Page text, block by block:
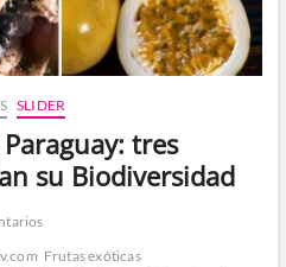
SLIDER
tres
su Biodiversidad
Frutas exóticas